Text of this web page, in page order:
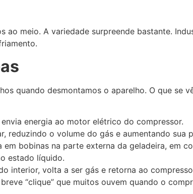
meio. A variedade surpreende bastante.
quando desmontamos o aparelho. O que se
energia ao motor elétrico do compressor.
reduzindo o volume do gás e aumentando sua
em bobinas na parte externa da geladeira, em
estado líquido.
interior, volta a ser gás e retorna ao
“clique” que muitos ouvem quando o